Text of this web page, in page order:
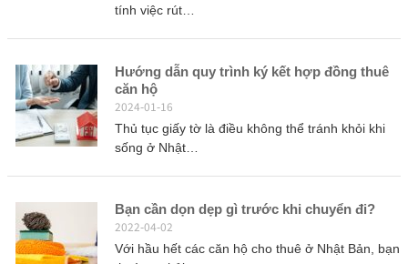
tính việc rút…
Hướng dẫn quy trình ký kết hợp đồng thuê
căn hộ
2024-01-16
Thủ tục giấy tờ là điều không thể tránh khỏi khi
sống ở Nhật…
Bạn cần dọn dẹp gì trước khi chuyển đi?
2022-04-02
Với hầu hết các căn hộ cho thuê ở Nhật Bản, bạn